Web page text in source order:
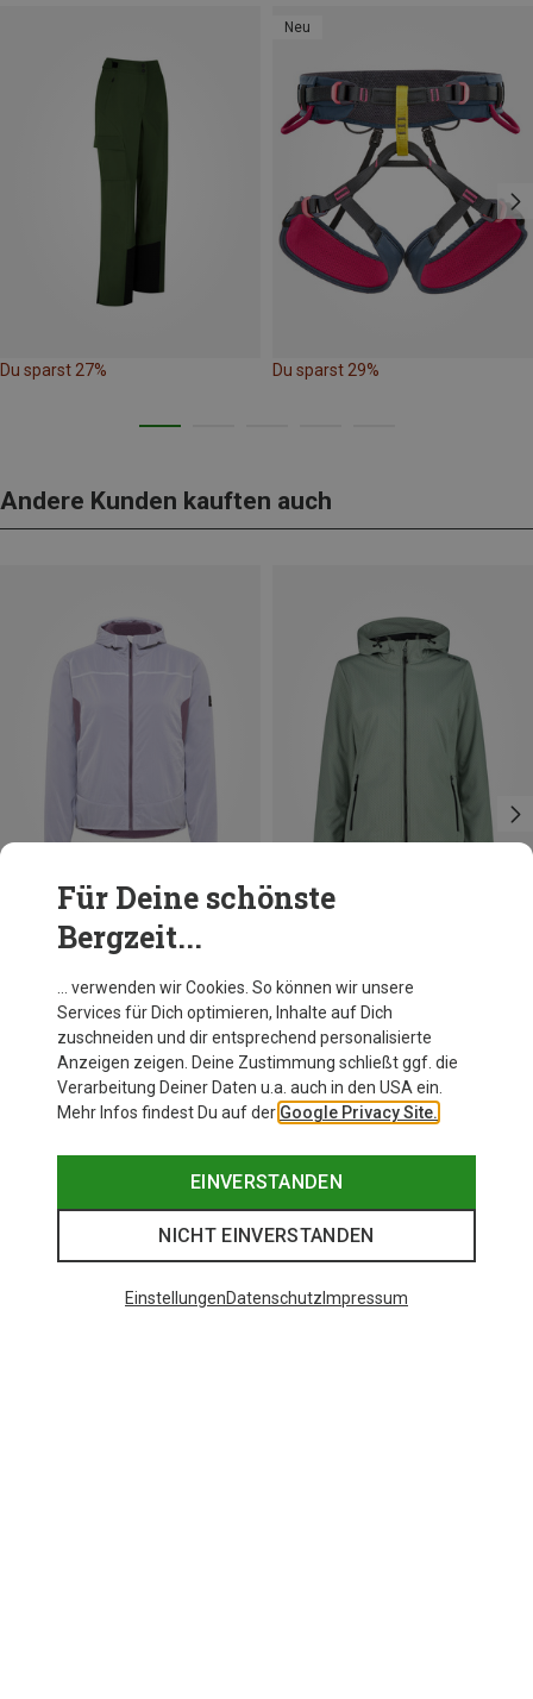
Du sparst 27%
Neu
Du sparst 29%
Andere Kunden kauften auch
Du sparst 34%
Für Deine schönste
Bergzeit...
… verwenden wir Cookies. So können wir unsere
Services für Dich optimieren, Inhalte auf Dich
zuschneiden und dir entsprechend personalisierte
Anzeigen zeigen. Deine Zustimmung schließt ggf. die
Verarbeitung Deiner Daten u.a. auch in den USA ein.
Mehr Infos findest Du auf der Google Privacy Site.
EINVERSTANDEN
NICHT EINVERSTANDEN
EinstellungenDatenschutz Impressum